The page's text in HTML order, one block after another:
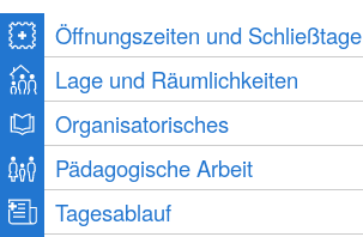
Öffnungszeiten und Schließtage
Lage und Räumlichkeiten
Organisatorisches
Pädagogische Arbeit
Tagesablauf